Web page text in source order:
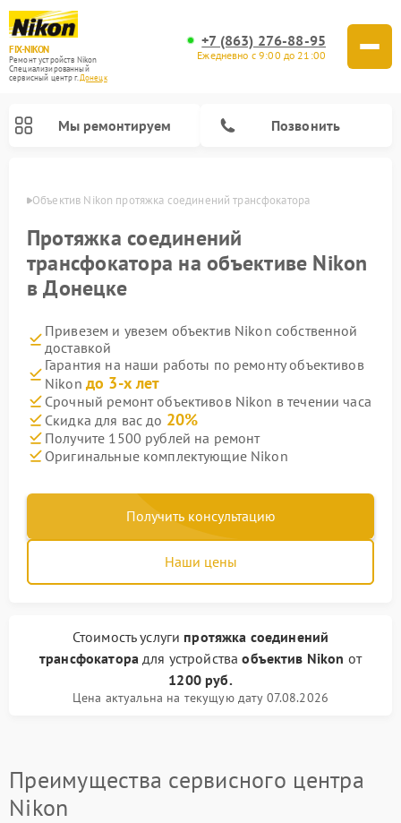
FIX-NIKON
Ремонт устройств Nikon
Специализированный
cервисный центр г.Донецк
+7 (863) 276-88-95
Ежедневно с 9:00 до 21:00
Мы ремонтируем Позвонить
Объектив Nikon протяжка соединений трансфокатора
Протяжка соединений
трансфокатора на объективе Nikon
в Донецке
Привезем и увезем объектив Nikon собственной
доставкой
Гарантия на наши работы по ремонту объективов
Nikon до 3-х лет
Срочный ремонт объективов Nikon в течении часа
Скидка для вас до 20%
Получите 1500 рублей на ремонт
Оригинальные комплектующие Nikon
Получить консультацию
Наши цены
Стоимость услуги протяжка соединений
трансфокаторадля устройстваобъектив Nikon от
1200 руб.
Цена актуальна на текущую дату 07.08.2026
Преимущества сервисного центра
Nikon